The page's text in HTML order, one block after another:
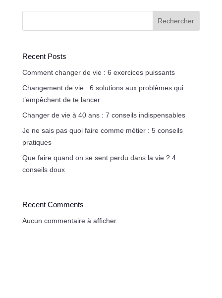
Rechercher
Recent Posts
Comment changer de vie : 6 exercices puissants
Changement de vie : 6 solutions aux problèmes qui
t’empêchent de te lancer
Changer de vie à 40 ans : 7 conseils indispensables
Je ne sais pas quoi faire comme métier : 5 conseils
pratiques
Que faire quand on se sent perdu dans la vie ? 4
conseils doux
Recent Comments
Aucun commentaire à afficher.